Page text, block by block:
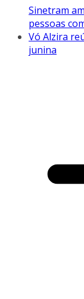
Sinetram
pessoas
Vó Alzira
junina